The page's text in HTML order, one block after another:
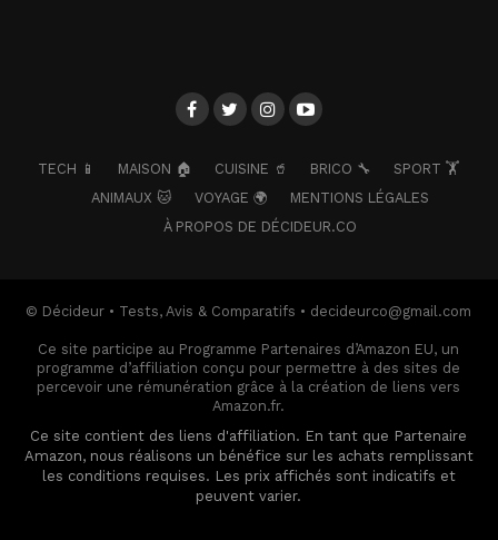
TECH 📱 MAISON 🏠 CUISINE 🥤 BRICO 🔧
SPORT 🏋️
ANIMAUX 🐱
VOYAGE 🌍
MENTIONS LÉGALES
À PROPOS DE DÉCIDEUR.CO
© Décideur • Tests, Avis & Comparatifs • decideurco@gmail.com
Ce site participe au Programme Partenaires d’Amazon EU, un
programme d’affiliation conçu pour permettre à des sites de
percevoir une rémunération grâce à la création de liens vers
Amazon.fr.
Ce site contient des liens d'affiliation. En tant que Partenaire
Amazon, nous réalisons un bénéfice sur les achats remplissant
les conditions requises. Les prix affichés sont indicatifs et
peuvent varier.